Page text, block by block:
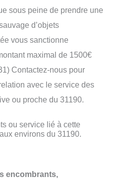
sous peine de prendre une
d’objets
vous sanctionne
maximal de 1500€
Contactez-nous pour
avec le service des
ou proche du 31190.
ou service lié à cette
environs du 31190.
encombrants,